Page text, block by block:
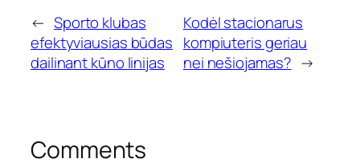
← Sporto klubas
efektyviausias būdas
dailinant kūno linijas
Kodėl stacionarus
kompiuteris geriau
nei nešiojamas? →
Comments